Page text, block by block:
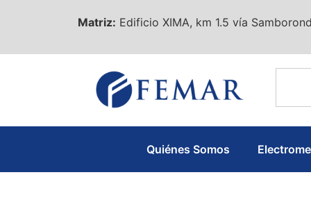
Matriz: Edificio XIMA, km 1.5 vía
Quiénes Somos